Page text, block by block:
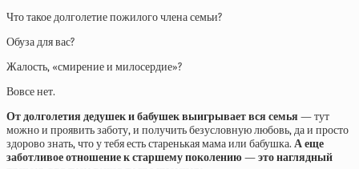
Что такое долголетие пожилого члена семьи?
Обуза для вас?
Жалость, «смирение и милосердие»?
Вовсе нет.
От долголетия дедушек и бабушек выигрывает вся семья — тут
можно и проявить заботу, и получить безусловную любовь, да и просто
здорово знать, что у тебя есть старенькая мама или бабушка. А еще
заботливое отношение к старшему поколению — это наглядный